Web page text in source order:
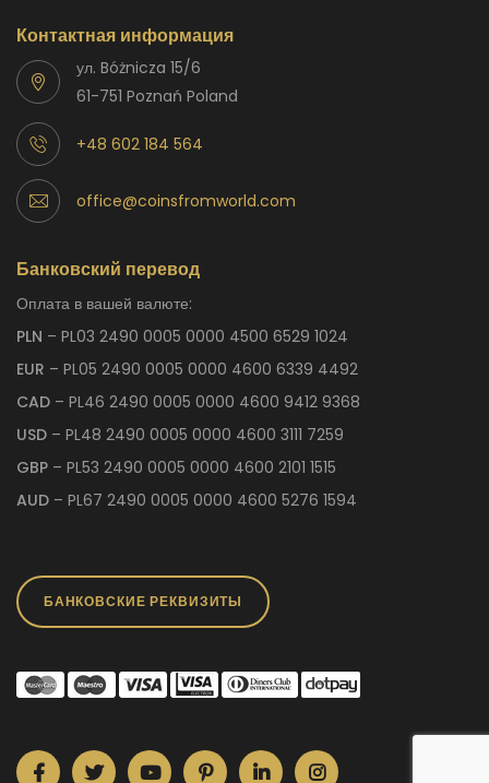
Контактная информация
ул. Bóżnicza 15/6
61-751 Poznań Poland
+48 602 184 564
office@coinsfromworld.com
Банковский перевод
Оплата в вашей валюте:
PLN – PL03 2490 0005 0000 4500 6529 1024
EUR – PL05 2490 0005 0000 4600 6339 4492
CAD – PL46 2490 0005 0000 4600 9412 9368
USD – PL48 2490 0005 0000 4600 3111 7259
GBP – PL53 2490 0005 0000 4600 2101 1515
AUD – PL67 2490 0005 0000 4600 5276 1594
БАНКОВСКИЕ РЕКВИЗИТЫ